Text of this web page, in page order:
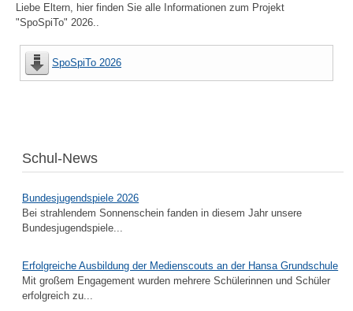
Liebe Eltern, hier finden Sie alle Informationen zum Projekt
"SpoSpiTo" 2026..
SpoSpiTo 2026
Schul-News
Bundesjugendspiele 2026
Bei strahlendem Sonnenschein fanden in diesem Jahr unsere
Bundesjugendspiele...
Erfolgreiche Ausbildung der Medienscouts an der Hansa Grundschule
Mit großem Engagement wurden mehrere Schülerinnen und Schüler
erfolgreich zu...